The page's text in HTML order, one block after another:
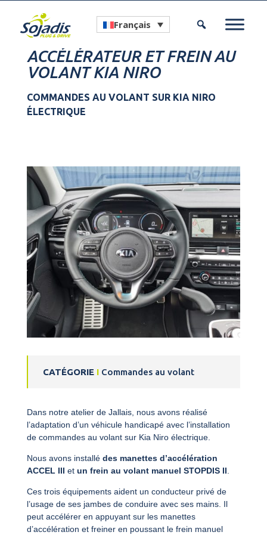
Français
ACCÉLÉRATEUR ET FREIN AU
VOLANT KIA NIRO
COMMANDES AU VOLANT SUR KIA NIRO
ÉLECTRIQUE
CATÉGORIE ICommandes au volant
Dans notre atelier de Jallais, nous avons réalisé
l’adaptation d’un véhicule handicapé avec l’installation
de commandes au volant sur Kia Niro électrique.
Nous avons installé des manettes d’accélération
ACCEL III et un frein au volant manuel STOPDIS II
Ces trois équipements aident un conducteur privé de
l’usage de ses jambes de conduire avec ses mains. Il
peut accélérer en appuyant sur les manettes
d’accélération et freiner en poussant le frein manuel